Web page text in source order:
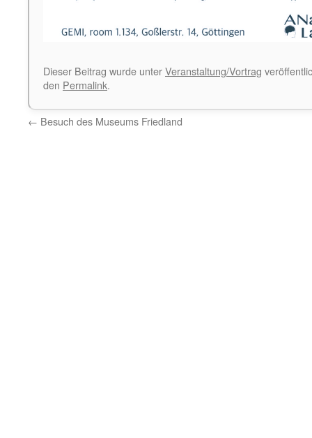
Dieser Beitrag wurde unterVeranstaltung/Vortrag
den Permalink.
← Besuch des Museums Friedland